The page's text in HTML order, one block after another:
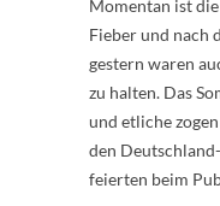
Momentan ist
Fieber und nach
gestern waren
zu halten. Das
und etliche
den
feierten beim